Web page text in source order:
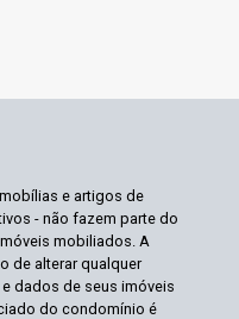
e artigos de
- não fazem parte do
mobiliados. A
de alterar qualquer
dados de seus imóveis
do condomínio é